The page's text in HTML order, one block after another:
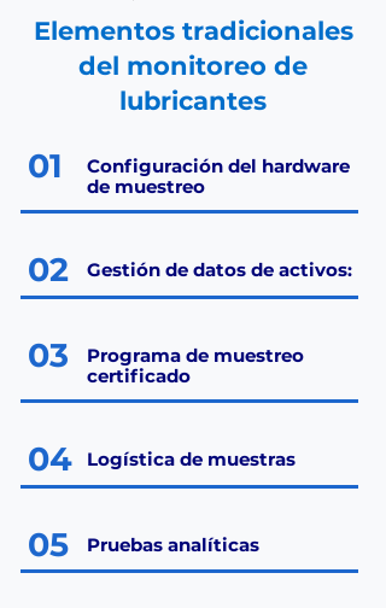
Elementos tradicionales
del monitoreo de
lubricantes
01
Configuración del hardware
de muestreo
02 Gestión de datos de activos:
03
Programa de muestreo
certificado
04 Logística de muestras
05 Pruebas analíticas